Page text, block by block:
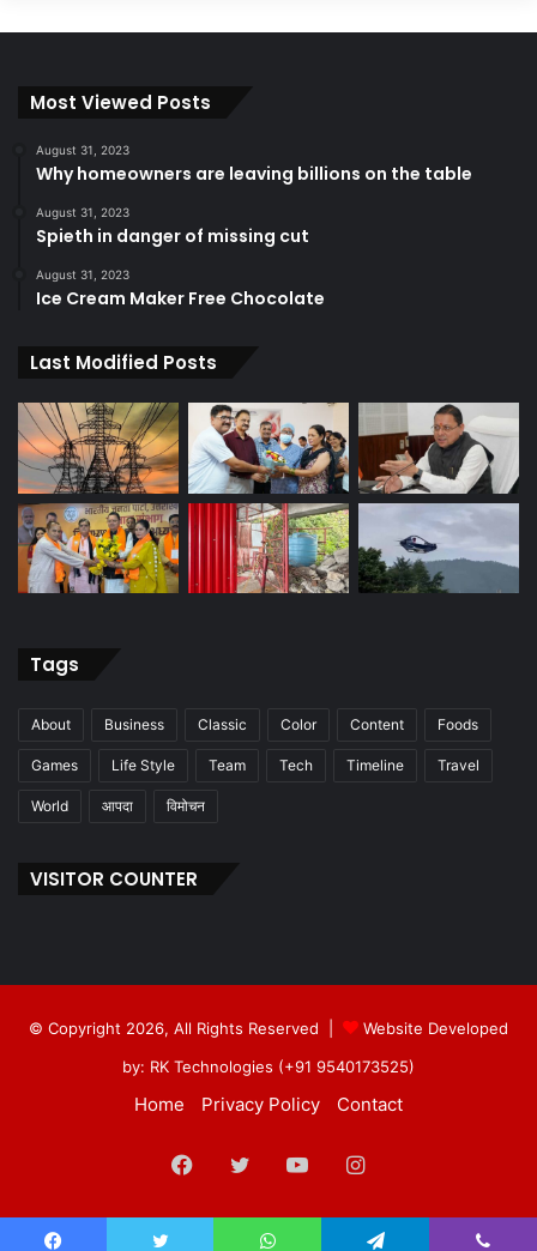
Most Viewed Posts
August 31, 2023
Why homeowners are leaving billions on the table
August 31, 2023
Spieth in danger of missing cut
August 31, 2023
Ice Cream Maker Free Chocolate
Last Modified Posts
Tags
About Business Classic Color Content Foods
Games Life Style Team Tech Timeline Travel
World आपदा विमोचन
VISITOR COUNTER
© Copyright 2026, All Rights Reserved |
Website Developed
by: RK Technologies (+91 9540173525)
Home Privacy Policy Contact
Facebook
TwitterYouTubeInstagram